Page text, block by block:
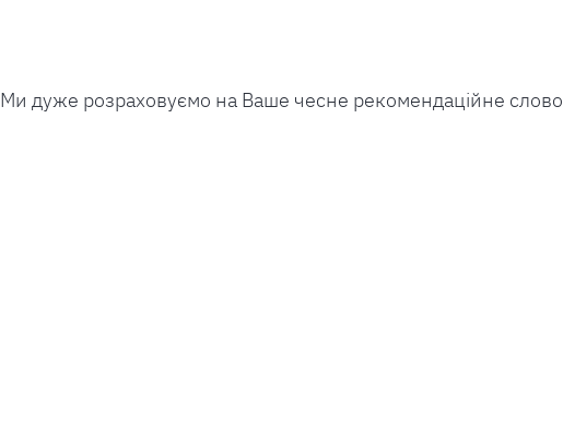
Ми дуже розраховуємо на Ваше чесне рекомендаційне слово